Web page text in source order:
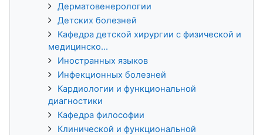
Дерматовенерологии
Детских болезней
Кафедра детской хирургии с физической и
медицинско...
Иностранных языков
Инфекционных болезней
Кардиологии и функциональной
диагностики
Кафедра философии
Клинической и функциональной